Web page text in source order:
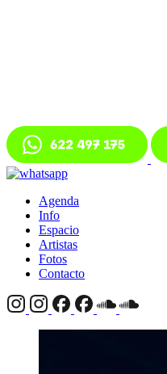
Agenda
Info
Espacio
Artistas
Fotos
Contacto